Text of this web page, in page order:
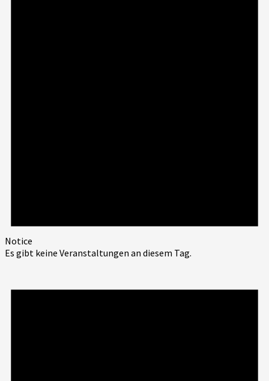
Notice
Es gibt keine Veranstaltungen an diesem Tag.